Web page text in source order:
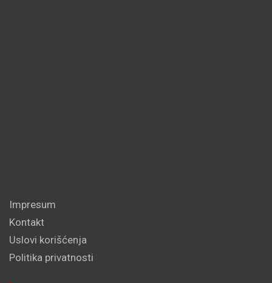
Impresum
Kontakt
Uslovi korišćenja
Politika privatnosti